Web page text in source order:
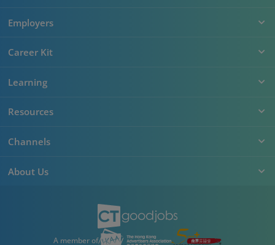
Employers
Career Kit
Learning
Resources
Channels
About Us
A member of